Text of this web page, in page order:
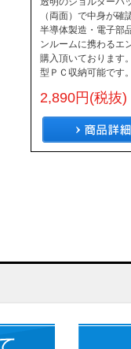
（両面）で中身が確
半導体製造・電子部
ンルームに携わるエ
購入頂いております
型ＰＣ収納可能です
2,890円(税抜)